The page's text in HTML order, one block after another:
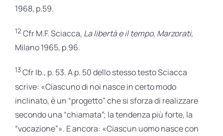
1968, p.59.
12 Cfr M.F. Sciacca, La libertà e il tempo, Marzorati,
Milano 1965, p.96.
13Cfr Ib., p. 53. A p. 50 dello stesso testo Sciacca
scrive: «Ciascuno di noi nasce in certo modo
inclinato, è un “progetto” che si sforza di realizzare
secondo una “chiamata”; la tendenza più forte, la
“vocazione”». E ancora: «Ciascun uomo nasce con